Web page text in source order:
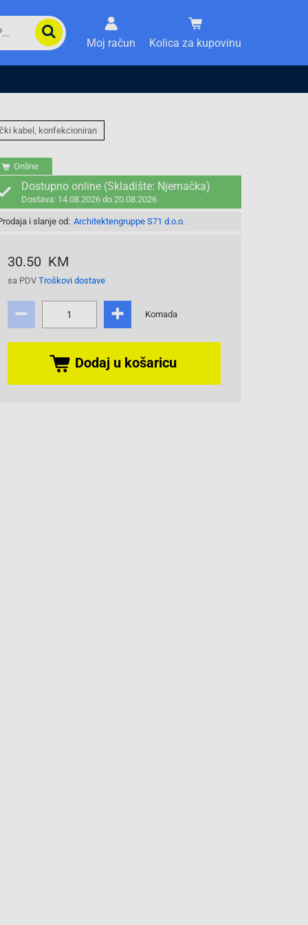
Moj račun Kolica za kupovinu
kabel, konfekcioniran
Online
Dostupno online (Skladište: Njemačka)
Dostava: 14.08.2026 do 20.08.2026
i slanje od: Architektengruppe S71 d.o.o.
30.50 KM
sa PDV Troškovi dostave
Komada
Dodaj u košaricu